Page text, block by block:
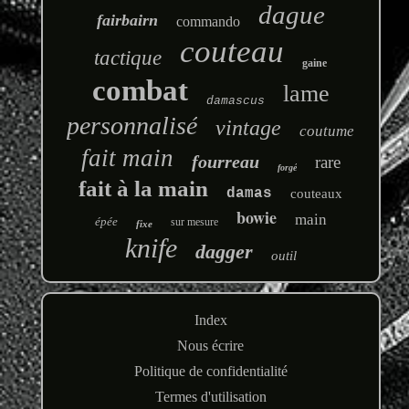
fairbairn commando dague
tactique couteau gaine
combat damascus lame
personnalisé vintage coutume
fait main fourreau forgé rare
fait à la main damas couteaux
épée fixe sur mesure bowie main
knife dagger outil
Index
Nous écrire
Politique de confidentialité
Termes d'utilisation